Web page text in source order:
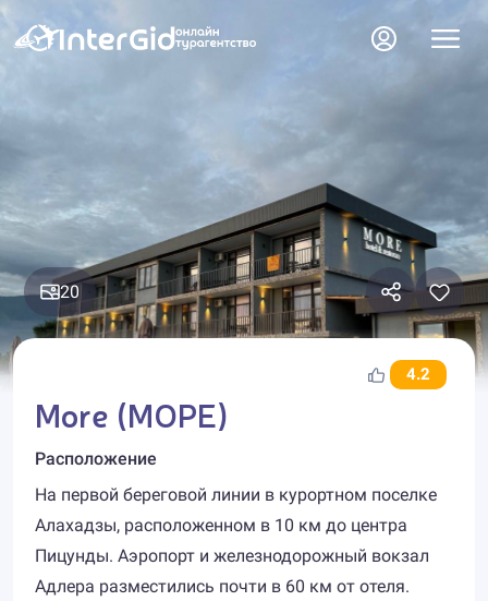
20
4.2
More (МОРЕ)
Расположение
На первой береговой линии в курортном поселке
Алахадзы, расположенном в 10 км до центра
Пицунды. Аэропорт и железнодорожный вокзал
Адлера разместились почти в 60 км от отеля.